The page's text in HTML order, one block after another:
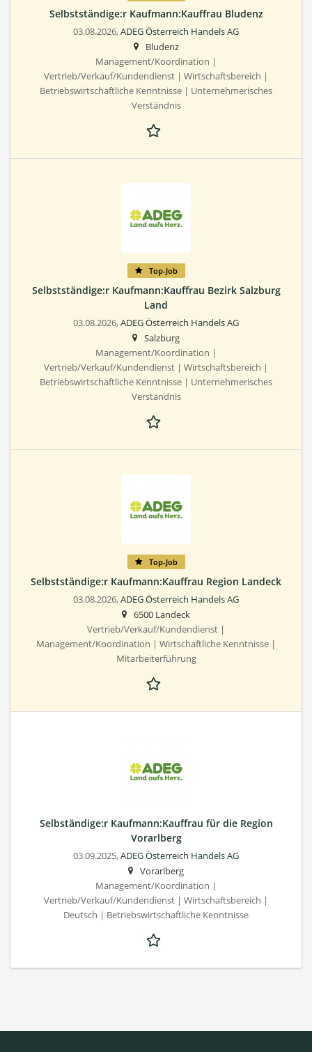
Selbstständige:r Kaufmann:Kauffrau Bludenz
03.08.2026,ADEG Österreich Handels AG
Bludenz
Management/Koordination |
Vertrieb/Verkauf/Kundendienst | Wirtschaftsbereich |
Betriebswirtschaftliche Kenntnisse | Unternehmerisches
Verständnis
Top-Job
Selbstständige:r Kaufmann:Kauffrau Bezirk Salzburg
Land
03.08.2026,ADEG Österreich Handels AG
Salzburg
Management/Koordination |
Vertrieb/Verkauf/Kundendienst | Wirtschaftsbereich |
Betriebswirtschaftliche Kenntnisse | Unternehmerisches
Verständnis
Top-Job
Selbstständige:r Kaufmann:Kauffrau Region Landeck
03.08.2026,ADEG Österreich Handels AG
6500 Landeck
Vertrieb/Verkauf/Kundendienst |
Management/Koordination | Wirtschaftliche Kenntnisse |
Mitarbeiterführung
Selbständige:r Kaufmann:Kauffrau für die Region
Vorarlberg
03.09.2025,ADEG Österreich Handels AG
Vorarlberg
Management/Koordination |
Vertrieb/Verkauf/Kundendienst | Wirtschaftsbereich |
Deutsch | Betriebswirtschaftliche Kenntnisse